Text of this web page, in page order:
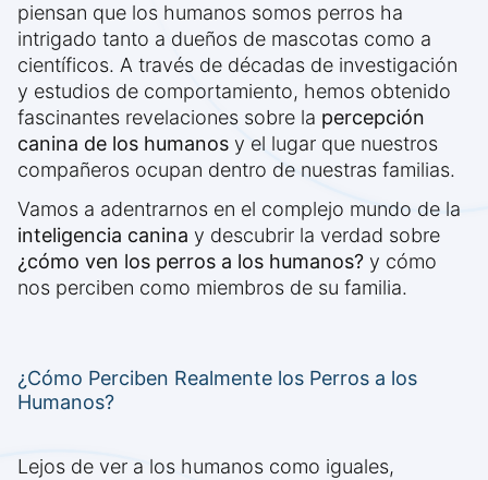
piensan que los humanos somos perros ha
intrigado tanto a dueños de mascotas como a
científicos. A través de décadas de investigación
y estudios de comportamiento, hemos obtenido
fascinantes revelaciones sobre la percepción
canina de los humanos y el lugar que nuestros
compañeros ocupan dentro de nuestras familias.
Vamos a adentrarnos en el complejo mundo de la
inteligencia canina y descubrir la verdad sobre
¿cómo ven los perros a los humanos? y cómo
nos perciben como miembros de su familia.
¿Cómo Perciben Realmente los Perros a los
Humanos?
Lejos de ver a los humanos como iguales,